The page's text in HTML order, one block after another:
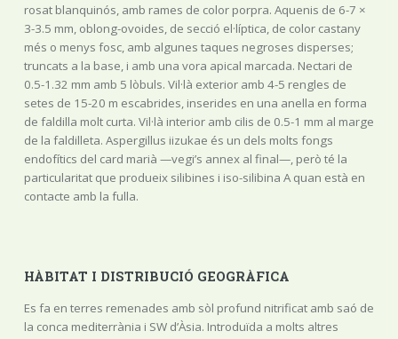
rosat blanquinós, amb rames de color porpra. Aquenis de 6-7 ×
3-3.5 mm, oblong-ovoides, de secció el·líptica, de color castany
més o menys fosc, amb algunes taques negroses disperses;
truncats a la base, i amb una vora apical marcada. Nectari de
0.5-1.32 mm amb 5 lòbuls. Vil·là exterior amb 4-5 rengles de
setes de 15-20 m escabrides, inserides en una anella en forma
de faldilla molt curta. Vil·là interior amb cilis de 0.5-1 mm al marge
de la faldilleta. Aspergillus iizukae és un dels molts fongs
endofítics del card marià —vegi’s annex al final—, però té la
particularitat que produeix silibines i iso-silibina A quan està en
contacte amb la fulla.
HÀBITAT I DISTRIBUCIÓ GEOGRÀFICA
Es fa en terres remenades amb sòl profund nitrificat amb saó de
la conca mediterrània i SW d’Àsia. Introduïda a molts altres